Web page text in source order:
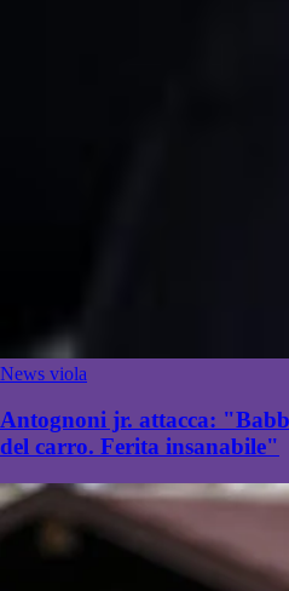
News viola
Antognoni jr. attacca:
del carro. Ferita insanabile"